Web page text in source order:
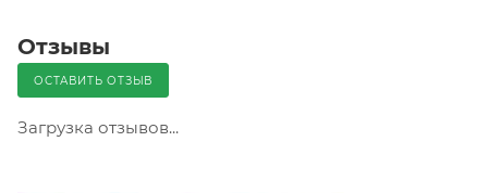
Отзывы
ОСТАВИТЬ ОТЗЫВ
Загрузка отзывов...